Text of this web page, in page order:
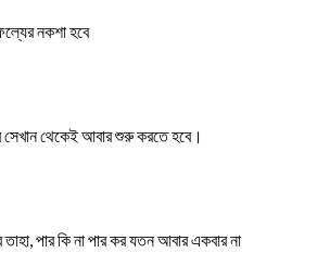
নকশা হবে
সেখান থেকেই আবার শুরু করতে হবে।
তাহা, পার কি না পার কর যতন আবার একবার না